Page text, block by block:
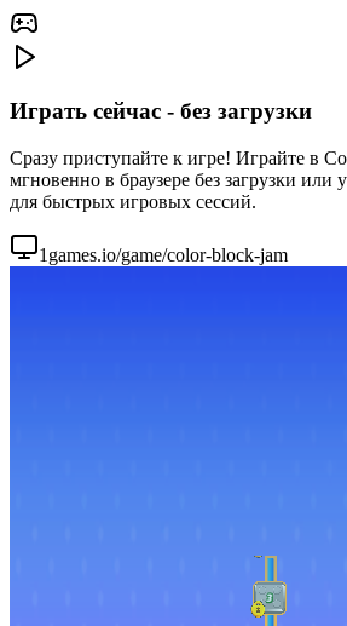
Играть сейчас - без загрузки
Сразу приступайте к игре! Играйте в
мгновенно в браузере без загрузки или
для быстрых игровых сессий.
1games.io/game/color-block-jam